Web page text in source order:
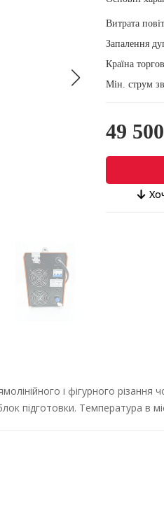
Витрата
Запалення
Країна
Мін. струм
49
і фігурного
підготовки. Температура в